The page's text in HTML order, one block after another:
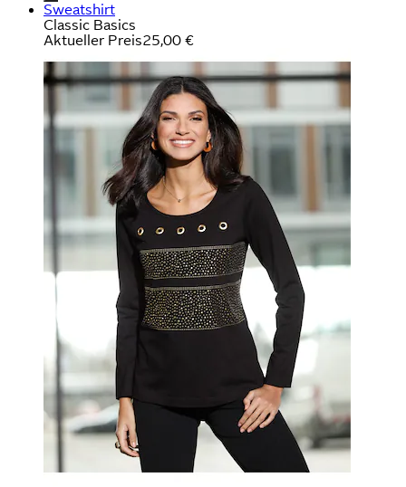
Sweatshirt
Classic Basics
Aktueller Preis25,00 €